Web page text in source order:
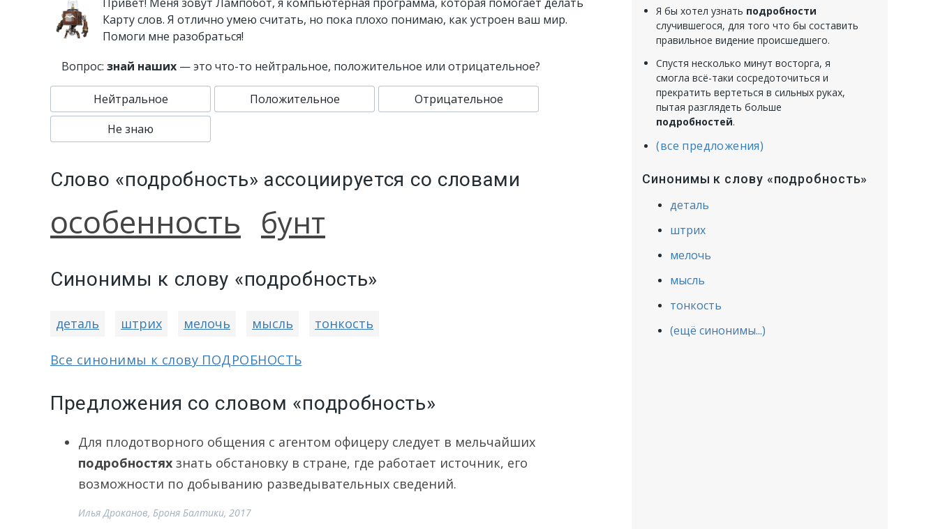
Карту слов. Я отлично умею считать, но пока плохо понимаю, как устроен ваш мир.
Помоги мне разобраться!
Вопрос: знай наших — это что-то нейтральное, положительное или отрицательное?
Нейтральное Положительное
Отрицательное
Не знаю
Слово «подробность» ассоциируется со словами
особенность бунт
Синонимы к слову «подробность»
деталь штрих мелочь мысль тонкость
Все синонимы к слову ПОДРОБНОСТЬ
Предложения со словом «подробность»
Для плодотворного общения с агентом офицеру следует в мельчайших
подробностях знать обстановку в стране, где работает источник, его
возможности по добыванию разведывательных сведений.
Илья Дроканов, Броня Балтики, 2017
Я бы хотел узнать подробности
случившегося, для того что бы составить
правильное видение происшедшего.
Спустя несколько минут восторга, я
смогла всё-таки сосредоточиться и
прекратить вертеться в сильных руках,
пытая разглядеть больше
подробностей.
(все предложения)
Синонимы к слову «подробность»
деталь
штрих
мелочь
мысль
тонкость
(ещё синонимы...)